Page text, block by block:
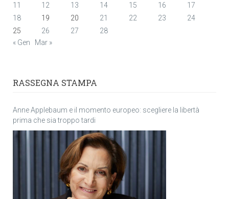
11
12 13 14 15 16
17
18
19 20 21 22 23
24
25
26 27
28
« Gen
Mar »
RASSEGNA STAMPA
Anne Applebaum e il momento europeo: scegliere la libertà
prima che sia troppo tardi